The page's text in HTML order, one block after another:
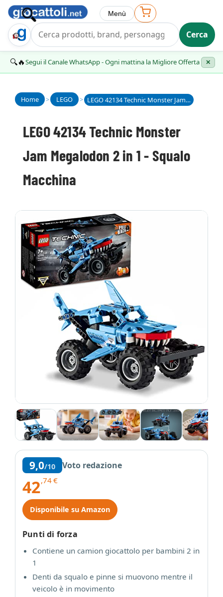
Trova Regalo Cerca
Menù
🔍🔥Segui il Canale WhatsApp - Ogni mattina la Migliore Offerta ✕
Home > LEGO > LEGO 42134 Technic Monster Jam Megalodon 2 in 1 - Squalo Macchina
LEGO 42134 Technic Monster
Jam Megalodon 2 in 1 - Squalo
Macchina
9,0/10 Voto redazione
42,74€
Disponibile su Amazon
Punti di forza
Contiene un camion giocattolo per bambini 2 in
1
Denti da squalo e pinne si muovono mentre il
veicolo è in movimento